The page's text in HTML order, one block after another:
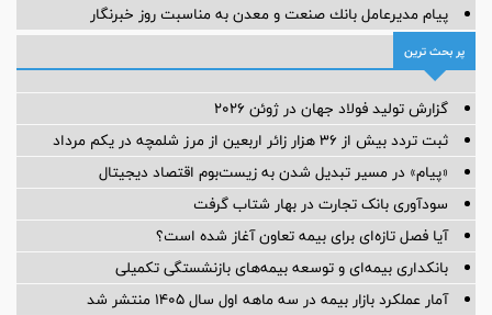
پیام مدیرعامل بانك صنعت و معدن به مناسبت روز خبرنگار
پر بحث ترین
گزارش تولید فولاد جهان در ژوئن ۲۰۲۶
ثبت تردد بیش از ۳۶ هزار زائر اربعین از مرز شلمچه در یکم مرداد
«پیام» در مسیر تبدیل شدن به زیست‌بوم اقتصاد دیجیتال
سودآوری بانک تجارت در بهار شتاب گرفت
آیا فصل تازه‌ای برای بیمه تعاون آغاز شده است؟
بانکداری بیمه‌ای و توسعه بیمه‌های بازنشستگی تکمیلی
آمار عملكرد بازار بیمه در سه ماهه اول سال 1405 منتشر شد